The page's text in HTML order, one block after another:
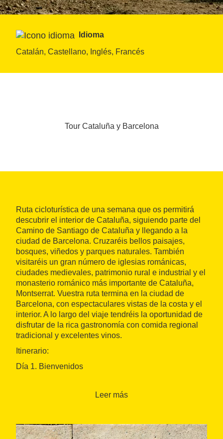
Idioma
Catalán, Castellano, Inglés, Francés
Tour Cataluña y Barcelona
Ruta cicloturística de una semana que os permitirá
descubrir el interior de Cataluña, siguiendo parte del
Camino de Santiago de Cataluña y llegando a la
ciudad de Barcelona. Cruzaréis bellos paisajes,
bosques, viñedos y parques naturales. También
visitaréis un gran número de iglesias románicas,
ciudades medievales, patrimonio rural e industrial y el
monasterio románico más importante de Cataluña,
Montserrat. Vuestra ruta termina en la ciudad de
Barcelona, con espectaculares vistas de la costa y el
interior. A lo largo del viaje tendréis la oportunidad de
disfrutar de la rica gastronomía con comida regional
tradicional y excelentes vinos.
Itinerario:
Día 1. Bienvenidos
nuestro guía local. Después de dejar las maletas,
necesitaréis para vuestro viaje. En el caso de alquiler
de bicicleta, os preparemos la bicicleta para que esté
Leer más